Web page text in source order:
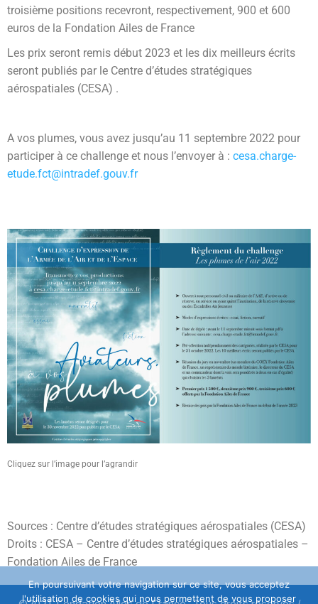
troisième positions recevront, respectivement, 900 et 600
euros de la Fondation Ailes de France
Les prix seront remis début 2023 et les dix meilleurs écrits
seront publiés par le Centre d’études stratégiques
aérospatiales (CESA) .
A vos plumes, vous avez jusqu’au 11 septembre 2022 pour
participer à ce challenge et nous l’envoyer à : cesa.charge-
etude.fct@intradef.gouv.fr
Cliquez sur l’image pour l’agrandir
Sources : Centre d’études stratégiques aérospatiales (CESA)
Droits : CESA – Centre d’études stratégiques aérospatiales –
Fondation Ailes de France
En poursuivant votre navigation sur ce site, vous acceptez
l'utilisation de cookies qui nous permettent de vous proposer